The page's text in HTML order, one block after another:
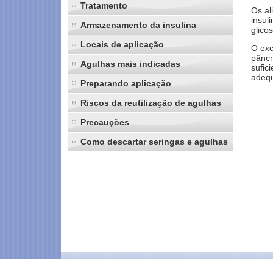
Tratamento
Armazenamento da insulina
Locais de aplicação
Agulhas mais indicadas
Preparando aplicação
Riscos da reutilização de agulhas
Precauções
Como descartar seringas e agulhas
Os
O